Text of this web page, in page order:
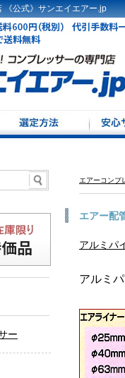
《公式》サンエイエアー.jp
エアーコンプ
エアー配
アルミパ
アルミ
ー